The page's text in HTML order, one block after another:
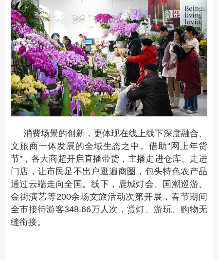
消费场景的创新，更体现在线上线下深度融合、
文旅商一体发展的全域生态之中。借助“网上年货
节”，各大商超开启直播带货，主播走进仓库、走进
门店，让市民足不出户逛遍商圈，包头特色农产品
通过云端走向全国。线下，鹿城灯会、国潮巡游、
金街演艺等200余场文旅活动次第开展，春节期间
全市接待游客348.66万人次，赏灯、游玩、购物无
缝衔接。